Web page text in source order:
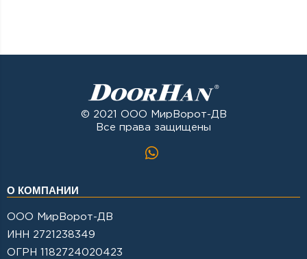
© 2021 ООО МирВорот-ДВ
Все права защищены
О КОМПАНИИ
ООО МирВорот-ДВ
ИНН 2721238349
ОГРН 1182724020423